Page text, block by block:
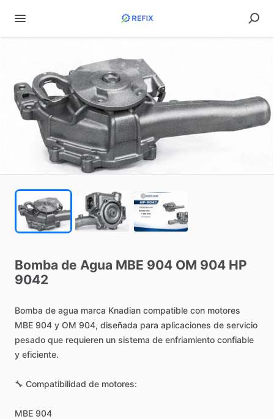
Bomba de Agua MBE 904 OM 904 HP
9042
Bomba de agua marca Knadian compatible con motores
MBE 904 y OM 904, diseñada para aplicaciones de servicio
pesado que requieren un sistema de enfriamiento confiable
y eficiente.
🔧 Compatibilidad de motores:
MBE 904